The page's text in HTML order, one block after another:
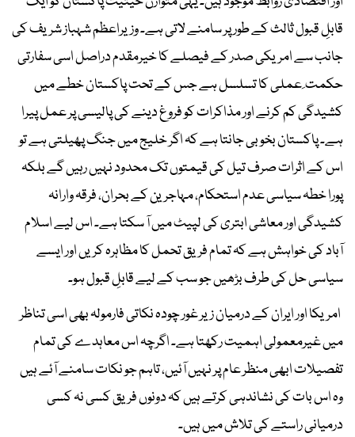
قابلِ قبول ثالث کے طور پر سامنے لاتی ہے۔ وزیراعظم شہباز شریف کی
جانب سے امریکی صدر کے فیصلے کا خیرمقدم دراصل اسی سفارتی
حکمت ِ عملی کا تسلسل ہے جس کے تحت پاکستان خطے میں
کشیدگی کم کرنے اور مذاکرات کو فروغ دینے کی پالیسی پر عمل پیرا
ہے۔ پاکستان بخوبی جانتا ہے کہ اگر خلیج میں جنگ پھیلتی ہے تو
اس کے اثرات صرف تیل کی قیمتوں تک محدود نہیں رہیں گے بلکہ
پورا خطہ سیاسی عدم استحکام، مہاجرین کے بحران، فرقہ وارانہ
کشیدگی اور معاشی ابتری کی لپیٹ میں آ سکتا ہے۔ اس لیے اسلام
آباد کی خواہش ہے کہ تمام فریق تحمل کا مظاہرہ کریں اور ایسے
سیاسی حل کی طرف بڑھیں جو سب کے لیے قابلِ قبول ہو۔
امریکا اور ایران کے درمیان زیر غور چودہ نکاتی فارمولہ بھی اسی تناظر
میں غیرمعمولی اہمیت رکھتا ہے۔ اگرچہ اس معاہدے کی تمام
تفصیلات ابھی منظر عام پر نہیں آئیں، تاہم جو نکات سامنے آئے ہیں
وہ اس بات کی نشاندہی کرتے ہیں کہ دونوں فریق کسی نہ کسی
درمیانی راستے کی تلاش میں ہیں۔